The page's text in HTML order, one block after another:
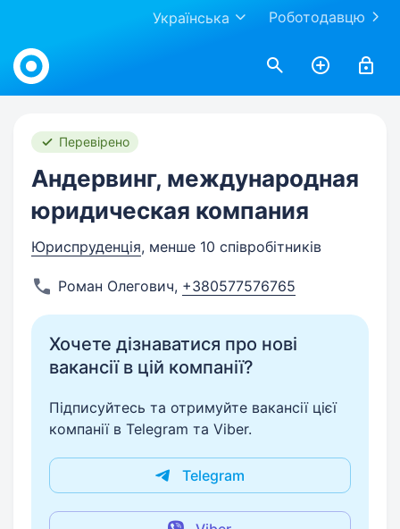
Роботодавцю
Українська
Work.ua
Перевірено
Андервинг, международная
юридическая компания
Юриспруденція, менше 10 співробітників
Роман Олегович, +380577576765
Хочете дізнаватися про нові
вакансії в цій компанії?
Підписуйтесь та отримуйте вакансії цієї
компанії в Telegram та Viber.
Telegram